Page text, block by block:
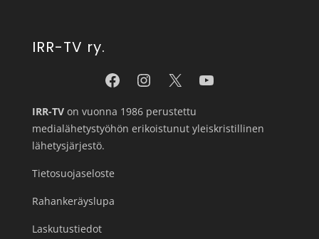
IRR-TV ry.
IRR-TVon vuonna 1986 perustettu
medialähetystyöhön erikoistunut yleiskristillinen
lähetysjärjestö.
Tietosuojaseloste
Rahankeräyslupa
Laskutustiedot